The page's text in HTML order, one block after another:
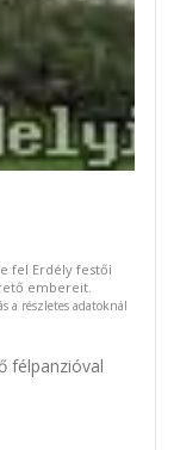
fel Erdély festői
embereit.
a részletes adatoknál
félpanzióval